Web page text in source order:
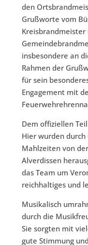
den
Grußworte vom
Kreisbrandmeister
insbesondere an
Rahmen der
für sein
Engagement mit
Dem offiziellen
Hier wurden
Mahlzeiten von
Alverdissen
das Team um
reichhaltiges und
Musikalisch
durch die
Sie sorgten mit
gute Stimmung